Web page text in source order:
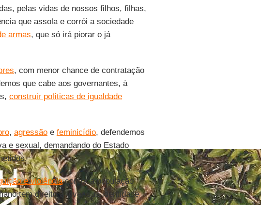
pelas vidas de nossos filhos, filhas,
que assola e corrói a sociedade
armas, que só irá piorar o já
, com menor chance de contratação
que cabe aos governantes, à
construir políticas de igualdade
, agressãoe feminicídio, defendemos
e sexual, demandando do Estado
e violênciacontra a população
tem direito a viver sua identidade